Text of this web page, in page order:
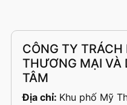
CÔNG TY
THƯƠNG MẠI VÀ
TÂM
Địa chỉ: Khu phố Mỹ